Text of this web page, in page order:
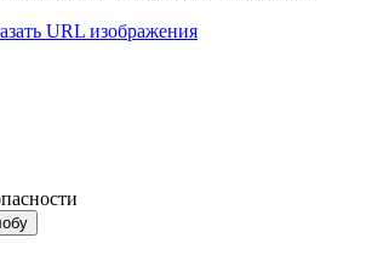
URL изображения